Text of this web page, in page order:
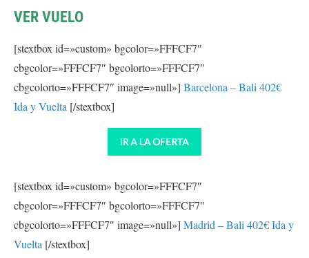
VER VUELO
[stextbox id=»custom» bgcolor=»FFFCF7″
cbgcolor=»FFFCF7″ bgcolorto=»FFFCF7″
cbgcolorto=»FFFCF7″ image=»null»] Barcelona – Bali 402€
Ida y Vuelta [/stextbox]
[stextbox id=»custom» bgcolor=»FFFCF7″
cbgcolor=»FFFCF7″ bgcolorto=»FFFCF7″
cbgcolorto=»FFFCF7″ image=»null»] Madrid – Bali 402€ Ida y
Vuelta [/stextbox]